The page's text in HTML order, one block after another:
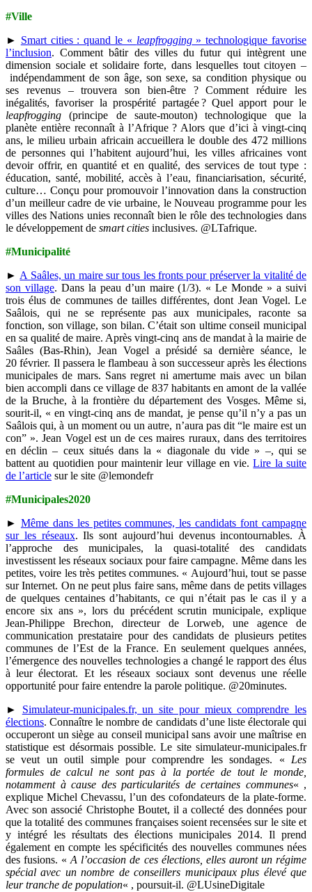
#Ville
► Smart cities : quand le « leapfrogging» technologique favorise
l’inclusion. Comment bâtir des villes du futur qui intègrent une
dimension sociale et solidaire forte, dans lesquelles tout citoyen –
indépendamment de son âge, son sexe, sa condition physique ou
ses revenus – trouvera son bien-être ? Comment réduire les
inégalités, favoriser la prospérité partagée ? Quel apport pour le
leapfrogging (principe de saute-mouton) technologique que la
planète entière reconnaît à l’Afrique ? Alors que d’ici à vingt-cinq
ans, le milieu urbain africain accueillera le double des 472 millions
de personnes qui l’habitent aujourd’hui, les villes africaines vont
devoir offrir, en quantité et en qualité, des services de tout type :
éducation, santé, mobilité, accès à l’eau, financiarisation, sécurité,
culture… Conçu pour promouvoir l’innovation dans la construction
d’un meilleur cadre de vie urbaine, le Nouveau programme pour les
villes des Nations unies reconnaît bien le rôle des technologies dans
le développement de smart cities inclusives. @LTafrique.
#Municipalité
►A Saâles, un maire sur tous les fronts pour préserver la vitalité de
son village. Dans la peau d’un maire (1/3). « Le Monde » a suivi
trois élus de communes de tailles différentes, dont Jean Vogel. Le
Saâlois, qui ne se représente pas aux municipales, raconte sa
fonction, son village, son bilan. C’était son ultime conseil municipal
en sa qualité de maire. Après vingt-cinq ans de mandat à la mairie de
Saâles (Bas-Rhin), Jean Vogel a présidé sa dernière séance, le
20 février. Il passera le flambeau à son successeur après les élections
municipales de mars. Sans regret ni amertume mais avec un bilan
bien accompli dans ce village de 837 habitants en amont de la vallée
de la Bruche, à la frontière du département des Vosges. Même si,
sourit-il, « en vingt-cinq ans de mandat, je pense qu’il n’y a pas un
Saâlois qui, à un moment ou un autre, n’aura pas dit “le maire est un
con” ». Jean Vogel est un de ces maires ruraux, dans des territoires
en déclin – ceux situés dans la « diagonale du vide » –, qui se
battent au quotidien pour maintenir leur village en vie.Lire la suite
de l’article sur le site @lemondefr
#Municipales2020
► Même dans les petites communes, les candidats font campagne
sur les réseaux. Ils sont aujourd’hui devenus incontournables. À
l’approche des municipales, la quasi-totalité des candidats
investissent les réseaux sociaux pour faire campagne. Même dans les
petites, voire les très petites communes. « Aujourd’hui, tout se passe
sur Internet. On ne peut plus faire sans, même dans de petits villages
de quelques centaines d’habitants, ce qui n’était pas le cas il y a
encore six ans », lors du précédent scrutin municipale, explique
Jean-Philippe Brechon, directeur de Lorweb, une agence de
communication prestataire pour des candidats de plusieurs petites
communes de l’Est de la France. En seulement quelques années,
l’émergence des nouvelles technologies a changé le rapport des élus
à leur électorat. Et les réseaux sociaux sont devenus une réelle
opportunité pour faire entendre la parole politique. @20minutes.
► Simulateur-municipales.fr, un site pour mieux comprendre les
élections. Connaître le nombre de candidats d’une liste électorale qui
occuperont un siège au conseil municipal sans avoir une maîtrise en
statistique est désormais possible. Le site simulateur-municipales.fr
se veut un outil simple pour comprendre les sondages. « Les
formules de calcul ne sont pas à la portée de tout le monde,
notamment à cause des particularités de certaines communes« ,
explique Michel Chevassu, l’un des cofondateurs de la plate-forme.
Avec son associé Christophe Boutet, il a collecté des données pour
que la totalité des communes françaises soient recensées sur le site et
y intégré les résultats des élections municipales 2014. Il prend
également en compte les spécificités des nouvelles communes nées
des fusions. «A l’occasion de ces élections, elles auront un régime
spécial avec un nombre de conseillers municipaux plus élevé que
leur tranche de population« , poursuit-il. @LUsineDigitale